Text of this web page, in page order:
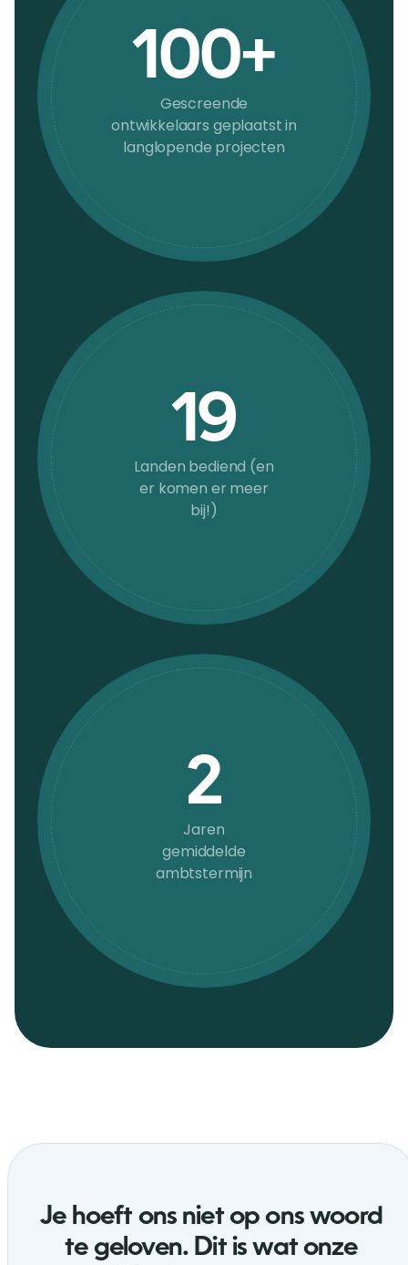
100+
Gescreende
ontwikkelaars geplaatst in
langlopende projecten
19
Landen bediend (en
er komen er meer
bij!)
2
Jaren
gemiddelde
ambtstermijn
Je hoeft ons niet op ons woord
te geloven. Dit is wat onze